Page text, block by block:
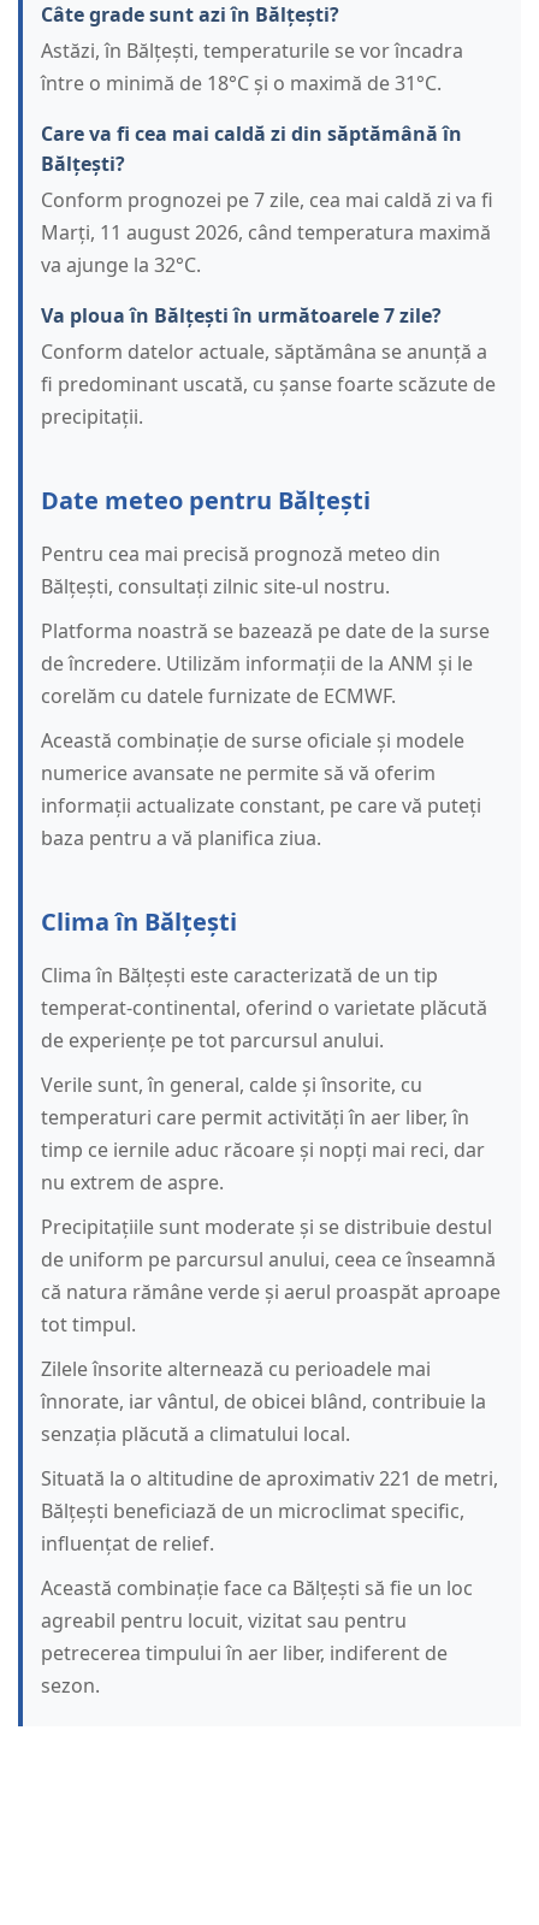
Câte grade sunt azi în Bălțești?
Astăzi, în Bălțești, temperaturile se vor încadra
între o minimă de 18°C și o maximă de 31°C.
Care va fi cea mai caldă zi din săptămână în
Bălțești?
Conform prognozei pe 7 zile, cea mai caldă zi va fi
Marți, 11 august 2026, când temperatura maximă
va ajunge la 32°C.
Va ploua în Bălțești în următoarele 7 zile?
Conform datelor actuale, săptămâna se anunță a
fi predominant uscată, cu șanse foarte scăzute de
precipitații.
Date meteo pentru Bălțești
Pentru cea mai precisă prognoză meteo din
Bălțești, consultați zilnic site-ul nostru.
Platforma noastră se bazează pe date de la surse
de încredere. Utilizăm informații de la ANM și le
corelăm cu datele furnizate de ECMWF.
Această combinație de surse oficiale și modele
numerice avansate ne permite să vă oferim
informații actualizate constant, pe care vă puteți
baza pentru a vă planifica ziua.
Clima în Bălțești
Clima în Bălțești este caracterizată de un tip
temperat-continental, oferind o varietate plăcută
de experiențe pe tot parcursul anului.
Verile sunt, în general, calde și însorite, cu
temperaturi care permit activități în aer liber, în
timp ce iernile aduc răcoare și nopți mai reci, dar
nu extrem de aspre.
Precipitațiile sunt moderate și se distribuie destul
de uniform pe parcursul anului, ceea ce înseamnă
că natura rămâne verde și aerul proaspăt aproape
tot timpul.
Zilele însorite alternează cu perioadele mai
înnorate, iar vântul, de obicei blând, contribuie la
senzația plăcută a climatului local.
Situată la o altitudine de aproximativ 221 de metri,
Bălțești beneficiază de un microclimat specific,
influențat de relief.
Această combinație face ca Bălțești să fie un loc
agreabil pentru locuit, vizitat sau pentru
petrecerea timpului în aer liber, indiferent de
sezon.